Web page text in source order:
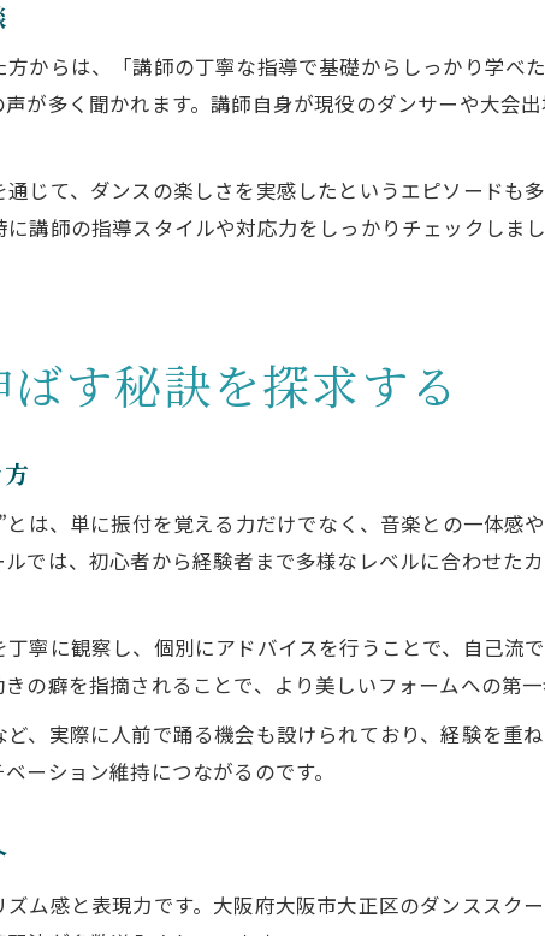
からは、「講師の丁寧な指導で基礎からしっかり学べ
が多く聞かれます。講師自身が現役のダンサーや大会
じて、ダンスの楽しさを実感したというエピソードも
講師の指導スタイルや対応力をしっかりチェックしま
す秘訣を探求する
は、単に振付を覚える力だけでなく、音楽との一体感
では、初心者から経験者まで多様なレベルに合わせた
寧に観察し、個別にアドバイスを行うことで、自己流
の癖を指摘されることで、より美しいフォームへの第一
、実際に人前で踊る機会も設けられており、経験を重
ーション維持につながるのです。
ム感と表現力です。大阪府大阪市大正区のダンススク